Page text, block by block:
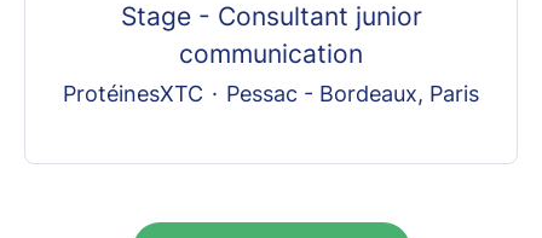
Stage - Consultant junior
communication
ProtéinesXTC · Pessac - Bordeaux, Paris